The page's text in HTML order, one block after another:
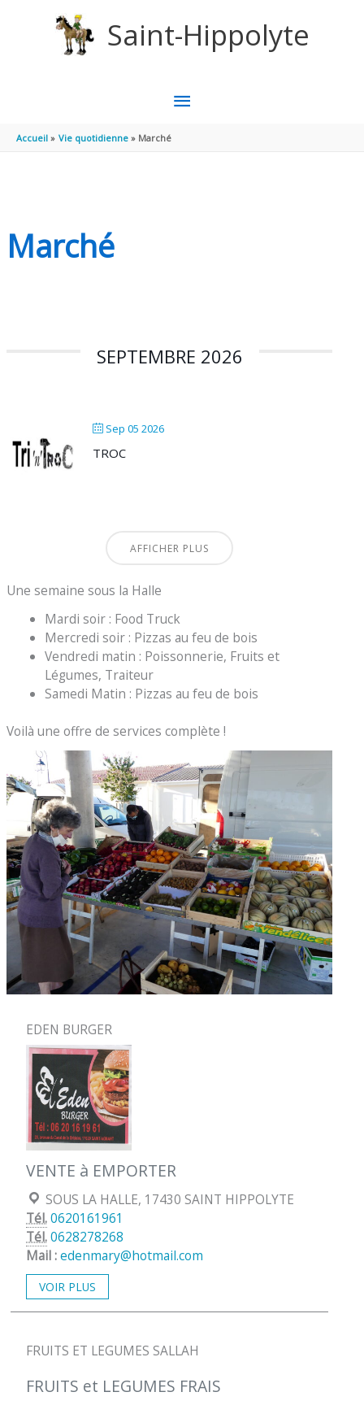
Saint-Hippolyte
MENU
PRINCIPAL
Accueil Vie quotidienne Marché
Marché
SEPTEMBRE 2026
Sep 05 2026
TROC
AFFICHER PLUS
Une semaine sous la Halle
Mardi soir : Food Truck
Mercredi soir : Pizzas au feu de bois
Vendredi matin : Poissonnerie, Fruits et
Légumes, Traiteur
Samedi Matin : Pizzas au feu de bois
Voilà une offre de services complète !
EDEN BURGER
VENTE à EMPORTER
Localisation :
SOUS LA HALLE, 17430 SAINT HIPPOLYTE
Tél.0620161961
Tél.0628278268
Mail :edenmary@hotmail.com
VOIR PLUS
FRUITS ET LEGUMES SALLAH
FRUITS et LEGUMES FRAIS